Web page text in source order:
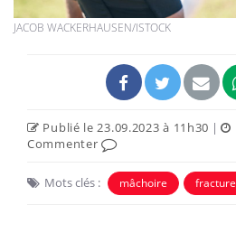
JACOB WACKERHAUSEN/ISTOCK
Publié le 23.09.2023 à 11h30 |
Commenter
Mots clés : mâchoire fracture